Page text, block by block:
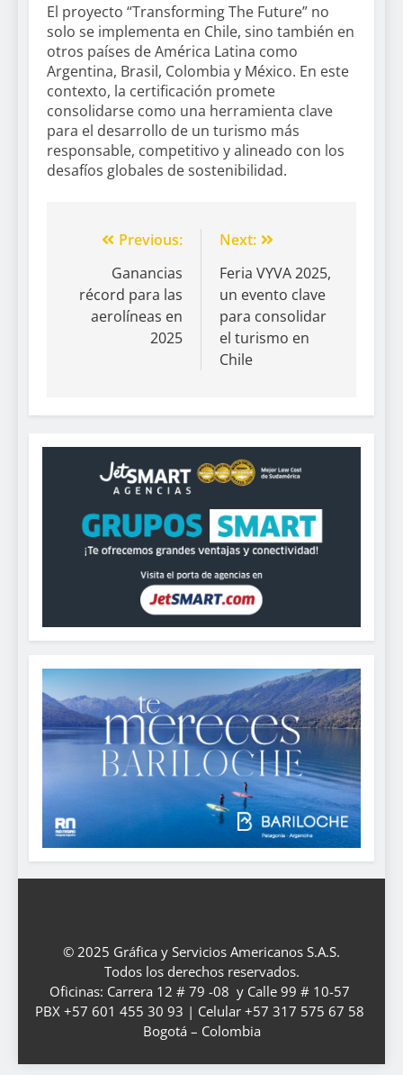
El proyecto “Transforming The Future” no
solo se implementa en Chile, sino también en
otros países de América Latina como
Argentina, Brasil, Colombia y México. En este
contexto, la certificación promete
consolidarse como una herramienta clave
para el desarrollo de un turismo más
responsable, competitivo y alineado con los
desafíos globales de sostenibilidad.
Previous:
Ganancias
récord para las
aerolíneas en
2025
Next:
Feria VYVA 2025,
un evento clave
para consolidar
el turismo en
Chile
© 2025 Gráfica y Servicios Americanos S.A.S.
Todos los derechos reservados.
Oficinas: Carrera 12 # 79 -08 y Calle 99 # 10-57
PBX +57 601 455 30 93 | Celular +57 317 575 67 58
Bogotá – Colombia